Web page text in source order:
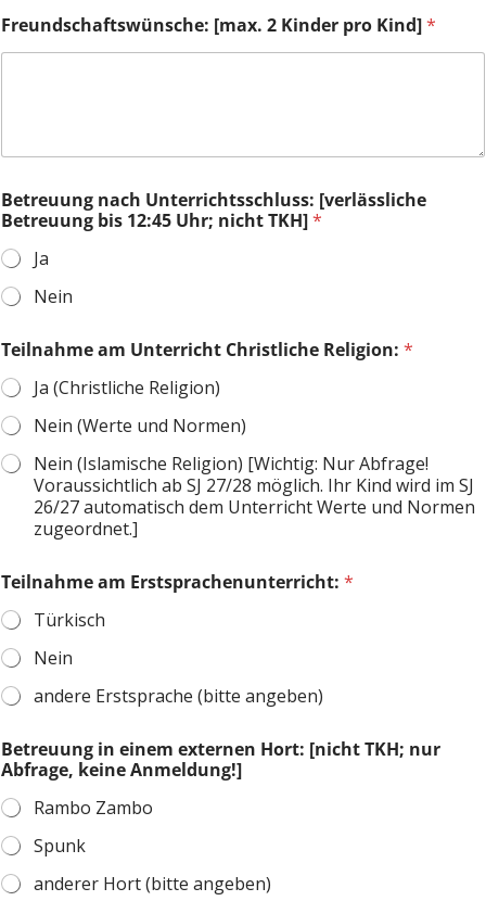
e
r
Freundschaftswünsche: [max. 2 Kinder pro Kind]*
Betreuung nach Unterrichtsschluss: [verlässliche
Betreuung bis 12:45 Uhr; nicht TKH]*
Ja
Nein
Teilnahme am Unterricht Christliche Religion: *
Ja (Christliche Religion)
Nein (Werte und Normen)
Nein (Islamische Religion) [Wichtig: Nur Abfrage!
Voraussichtlich ab SJ 27/28 möglich. Ihr Kind wird im SJ
26/27 automatisch dem Unterricht Werte und Normen
zugeordnet.]
Teilnahme am Erstsprachenunterricht: *
Türkisch
Nein
andere Erstsprache (bitte angeben)
Betreuung in einem externen Hort: [nicht TKH; nur
Abfrage, keine Anmeldung!]
Rambo Zambo
Spunk
anderer Hort (bitte angeben)